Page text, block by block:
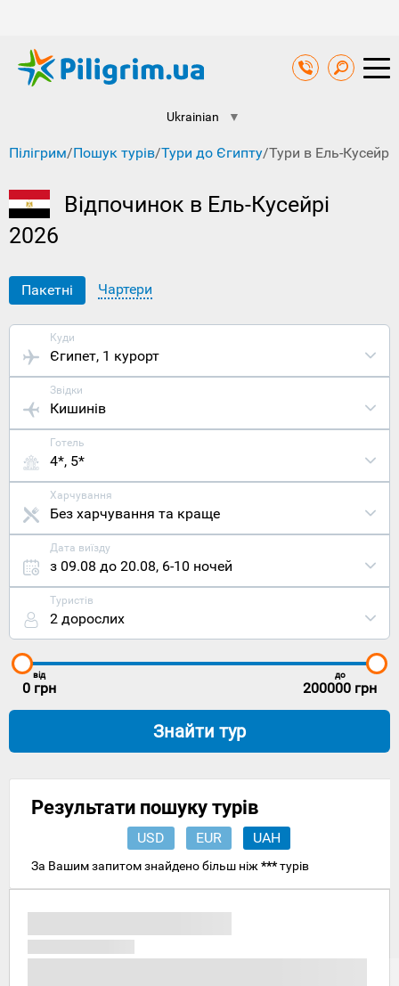
Ukrainian ▼
Пілігрим/Пошук турів/Тури до Єгипту/Тури в Ель-Кусейр
Відпочинок в Ель-Кусейрі
2026
Пакетні Чартери
Куди
Єгипет, 1 курорт
Звідки
Кишинів
Готель
4*, 5*
Харчування
Без харчування та краще
Дата виїзду
з 09.08 до 20.08, 6-10 ночей
Туристів
2 дорослих
від
0 грн
до
200000 грн
Знайти тур
Результати пошуку турів
USD EUR UAH
За Вашим запитом знайдено більш ніж ***турів